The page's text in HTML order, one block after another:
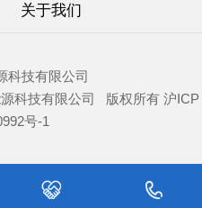
关于我们
科技有限公司
源科技有限公司 版权所有 沪ICP
号-1